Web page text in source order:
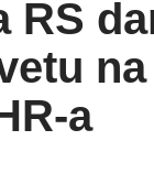
RS
a